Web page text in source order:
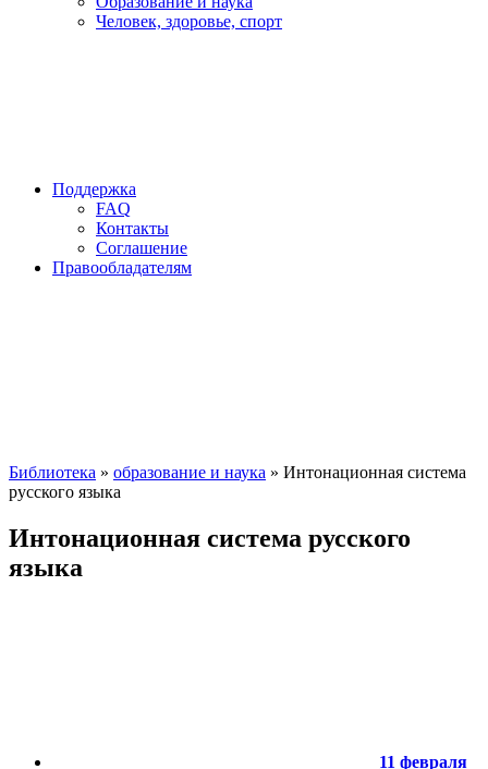
Человек, здоровье, спорт
Поддержка
FAQ
Контакты
Соглашение
Правообладателям
Библиотека » образование и наука » Интонационная система
русского языка
Интонационная система русского
языка
11 февраля